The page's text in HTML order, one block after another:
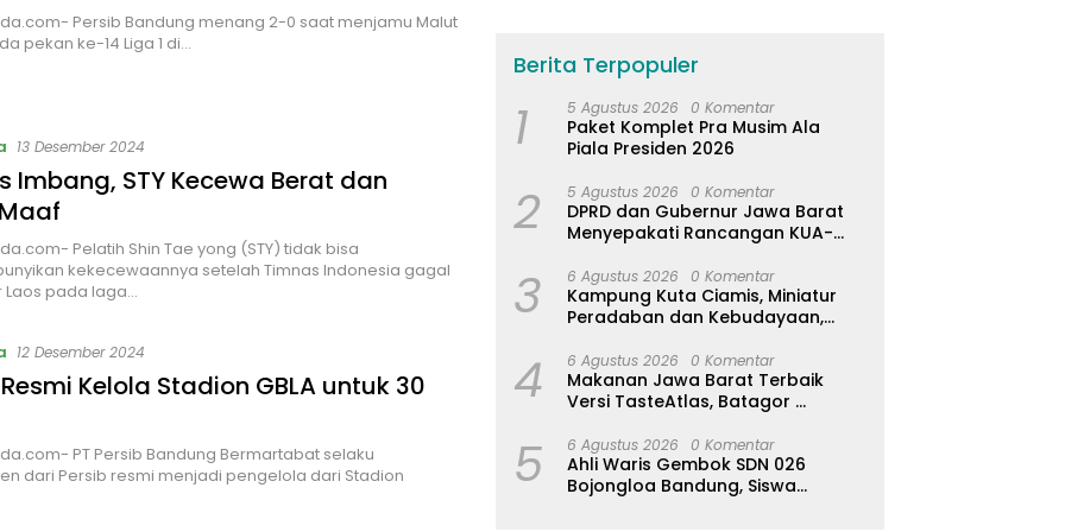
Persib Bandung menang 2-0 saat menjamu Malut
pekan ke-14 Liga 1 di…
13 Desember 2024
Imbang, STY Kecewa Berat dan
Pelatih Shin Tae yong (STY) tidak bisa
kekecewaannya setelah Timnas Indonesia gagal
Laos pada laga…
12 Desember 2024
Kelola Stadion GBLA untuk 30
PT Persib Bandung Bermartabat selaku
dari Persib resmi menjadi pengelola dari Stadion
Berita Terpopuler
1 5 Agustus 2026 0 Komentar
Paket Komplet Pra Musim Ala
Piala Presiden 2026
2 5 Agustus 2026 0 Komentar
DPRD dan Gubernur Jawa Barat
Menyepakati Rancangan KUA-
3 6 Agustus 2026 0 Komentar
Kampung Kuta Ciamis, Miniatur
Peradaban dan Kebudayaan,
Dijaga
4 6 Agustus 2026 0 Komentar
Makanan Jawa Barat Terbaik
Versi TasteAtlas, Batagor
5 6 Agustus 2026 0 Komentar
Ahli Waris Gembok SDN 026
Bojongloa Bandung, Siswa